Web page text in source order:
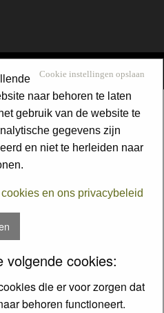
Cookie instellingen opslaan
naar behoren te laten
gebruik van de website te
gegevens zijn
en niet te herleiden naar
en ons privacybeleid
volgende cookies:
die er voor zorgen dat
behoren functioneert.
/ LANDSCAPES
Moderators:Moderators